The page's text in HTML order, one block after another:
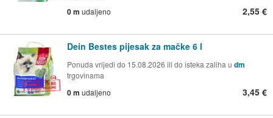
0 m udaljeno 2,55 €
Dein Bestes pijesak za mačke 6 l
Ponuda vrijedi do 15.08.2026 ili do isteka zaliha u dm
trgovinama
0 m udaljeno 3,45 €